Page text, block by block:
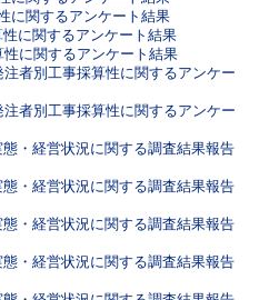
に関するアンケート結果
に関するアンケート結果
に関するアンケート結果
者別工事採算性に関するアンケー
者別工事採算性に関するアンケー
・経営状況に関する調査結果報告
・経営状況に関する調査結果報告
・経営状況に関する調査結果報告
・経営状況に関する調査結果報告